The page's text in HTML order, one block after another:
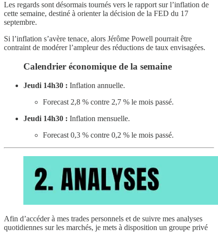
Les regards sont désormais tournés vers le rapport sur l’inflation de
cette semaine, destiné à orienter la décision de la FED du 17
septembre.
Si l’inflation s’avère tenace, alors Jérôme Powell pourrait être
contraint de modérer l’ampleur des réductions de taux envisagées.
Calendrier économique de la semaine
Jeudi 14h30 : Inflation annuelle.
Forecast 2,8 % contre 2,7 % le mois passé.
Jeudi 14h30 : Inflation mensuelle.
Forecast 0,3 % contre 0,2 % le mois passé.
Afin d’accéder à mes trades personnels et de suivre mes analyses
quotidiennes sur les marchés, je mets à disposition un groupe privé